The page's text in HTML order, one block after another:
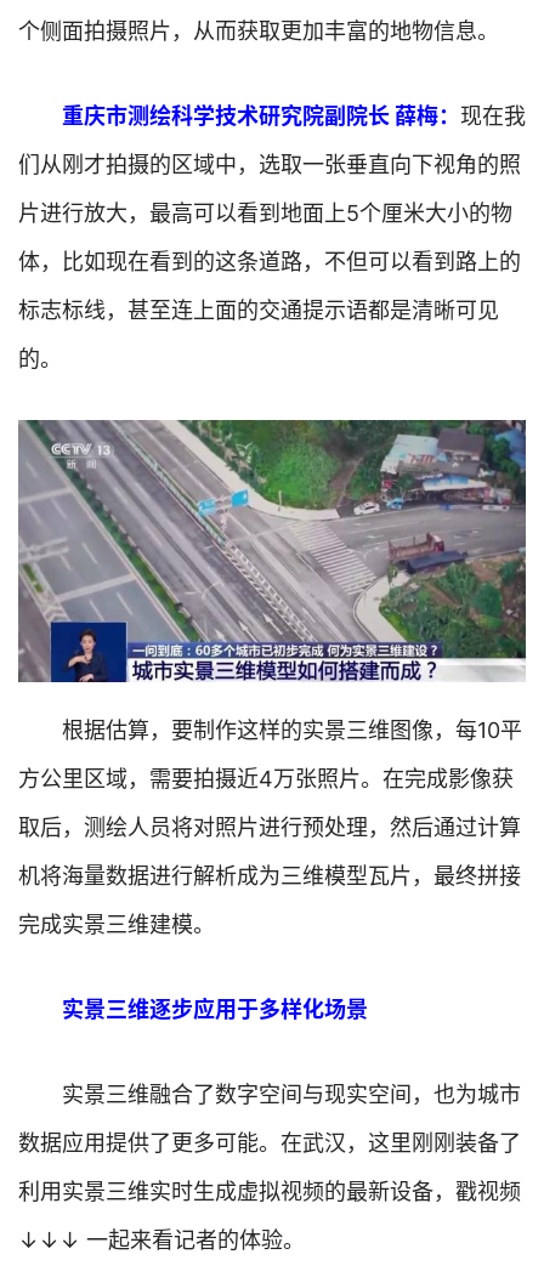
个侧面拍摄照片，从而获取更加丰富的地物信息。
重庆市测绘科学技术研究院副院长 薛梅： 现在我
们从刚才拍摄的区域中，选取一张垂直向下视角的照
片进行放大，最高可以看到地面上5个厘米大小的物
体，比如现在看到的这条道路，不但可以看到路上的
标志标线，甚至连上面的交通提示语都是清晰可见
的。
根据估算，要制作这样的实景三维图像，每10平
方公里区域，需要拍摄近4万张照片。在完成影像获
取后，测绘人员将对照片进行预处理，然后通过计算
机将海量数据进行解析成为三维模型瓦片，最终拼接
完成实景三维建模。
实景三维逐步应用于多样化场景
实景三维融合了数字空间与现实空间，也为城市
数据应用提供了更多可能。在武汉，这里刚刚装备了
利用实景三维实时生成虚拟视频的最新设备，戳视频
↓↓↓ 一起来看记者的体验。